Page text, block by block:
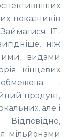
показників
ІТ-
ніж
видами
кінцевих
-
продукт,
але і
мільйонами